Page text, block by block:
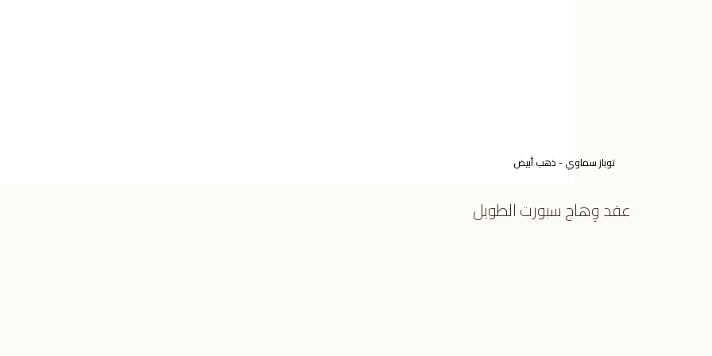
توباز سماوي - ذهب أبيض
عقد وِهاج سبورت الطويل